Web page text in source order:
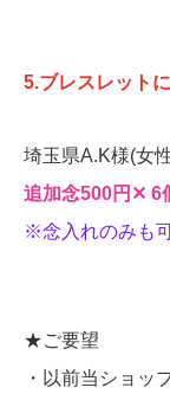
5.ブレスレット
埼玉県A.K様(女
追加念500円‪‪✕‬ 6
※念入れのみも
★ご要望
・以前当ショッ